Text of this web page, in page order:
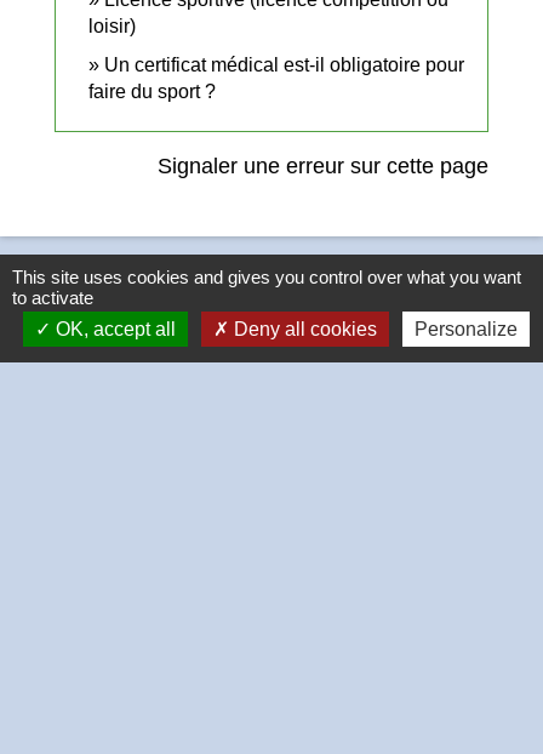
loisir)
Un certificat médical est-il obligatoire pour
faire du sport ?
Signaler une erreur sur cette page
This site uses cookies and gives you control over what you want
to activate
OK, accept all
Deny all cookies Personalize